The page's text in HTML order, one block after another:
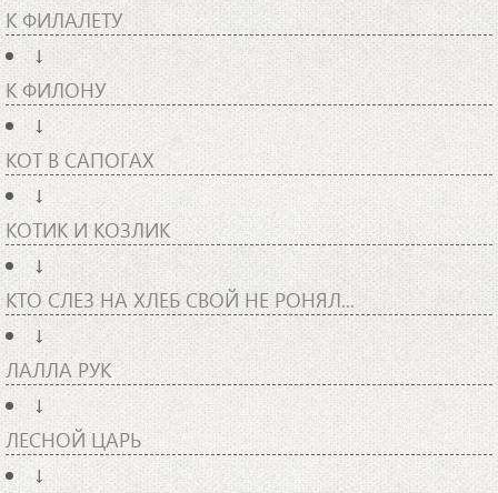
К ФИЛАЛЕТУ
↓
К ФИЛОНУ
↓
КОТ В САПОГАХ
↓
КОТИК И КОЗЛИК
↓
КТО СЛЕЗ НА ХЛЕБ СВОЙ НЕ РОНЯЛ...
↓
ЛАЛЛА РУК
↓
ЛЕСНОЙ ЦАРЬ
↓